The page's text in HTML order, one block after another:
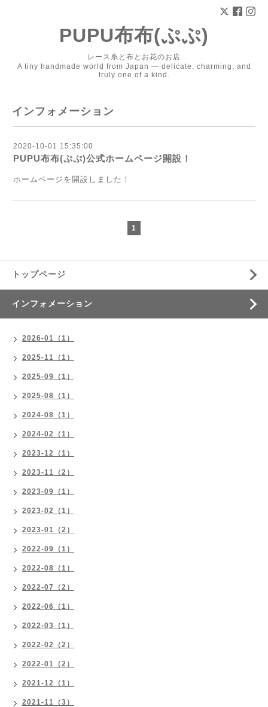
PUPU布布(ぷぷ)
レース糸と布とお花のお店
A tiny handmade world from Japan — delicate, charming, and
truly one of a kind.
インフォメーション
2020-10-01 15:35:00
PUPU布布(ぷぷ)公式ホームページ開設！
ホームページを開設しました！
1
トップページ
インフォメーション
2026-01（1）
2025-11（1）
2025-09（1）
2025-08（1）
2024-08（1）
2024-02（1）
2023-12（1）
2023-11（2）
2023-09（1）
2023-02（1）
2023-01（2）
2022-09（1）
2022-08（1）
2022-07（2）
2022-06（1）
2022-03（1）
2022-02（2）
2022-01（2）
2021-12（1）
2021-11（3）